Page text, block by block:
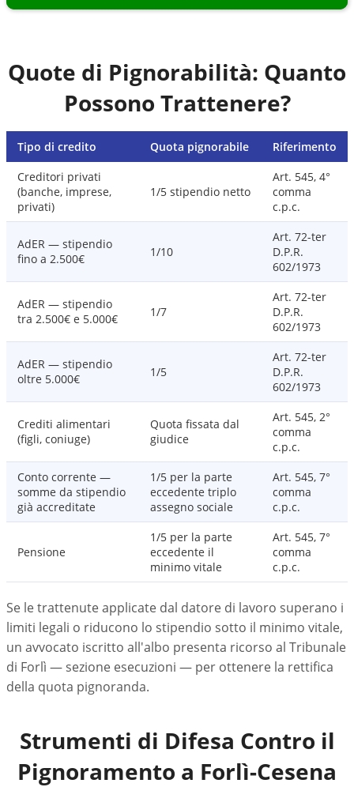
Quote di Pignorabilità: Quanto
Possono Trattenere?
Tipo di credito Quota pignorabile
Riferimento
Creditori privati
(banche, imprese,
privati)
1/5 stipendio netto
Art. 545, 4°
comma
c.p.c.
AdER — stipendio
fino a 2.500€
1/10
Art. 72-ter
D.P.R.
602/1973
AdER — stipendio
tra 2.500€ e 5.000€
1/7
Art. 72-ter
D.P.R.
602/1973
AdER — stipendio
oltre 5.000€
1/5
Art. 72-ter
D.P.R.
602/1973
Crediti alimentari
(figli, coniuge)
Quota fissata dal
giudice
Art. 545, 2°
comma
c.p.c.
Conto corrente —
somme da stipendio
già accreditate
1/5 per la parte
eccedente triplo
assegno sociale
Art. 545, 7°
comma
c.p.c.
Pensione
1/5 per la parte
eccedente il
minimo vitale
Art. 545, 7°
comma
c.p.c.
Se le trattenute applicate dal datore di lavoro superano i
limiti legali o riducono lo stipendio sotto il minimo vitale,
un avvocato iscritto all'albo presenta ricorso al Tribunale
di Forlì — sezione esecuzioni — per ottenere la rettifica
della quota pignoranda.
Strumenti di Difesa Contro il
Pignoramento a Forlì-Cesena